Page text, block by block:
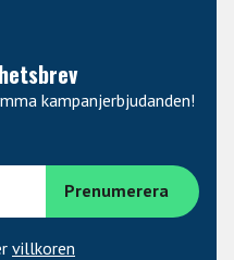
kampanjerbjudanden!
villkoren